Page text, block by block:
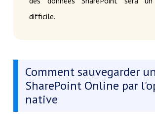
difficile.
Comment sauvegarder
SharePoint Online par
native